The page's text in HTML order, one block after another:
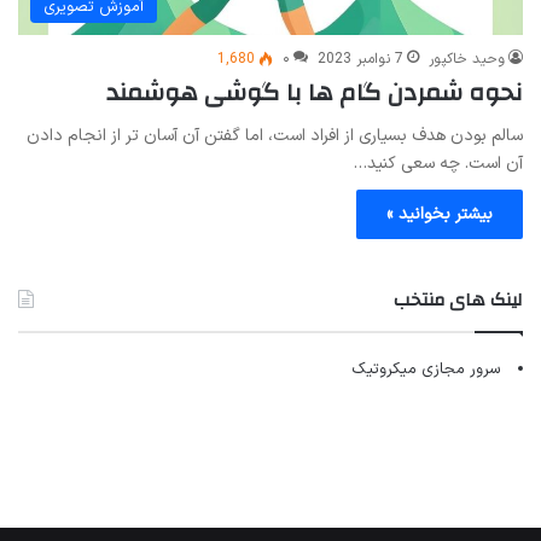
آموزش تصویری
وحید خاکپور 7 نوامبر 2023 ۰ 1,680
نحوه شمردن گام ها با گوشی هوشمند
سالم بودن هدف بسیاری از افراد است، اما گفتن آن آسان تر از انجام دادن
آن است. چه سعی کنید…
بیشتر بخوانید »
لینک های منتخب
سرور مجازی میکروتیک